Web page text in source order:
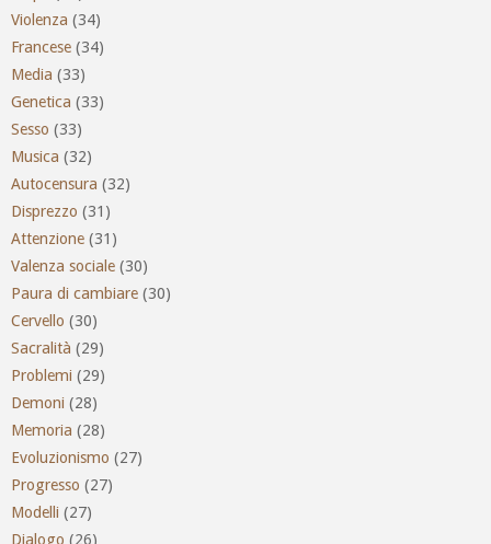
Violenza (34)
Francese (34)
Media (33)
Genetica (33)
Sesso (33)
Musica (32)
Autocensura (32)
Disprezzo (31)
Attenzione (31)
Valenza sociale (30)
Paura di cambiare (30)
Cervello (30)
Sacralità (29)
Problemi (29)
Demoni (28)
Memoria (28)
Evoluzionismo (27)
Progresso (27)
Modelli (27)
Dialogo (26)